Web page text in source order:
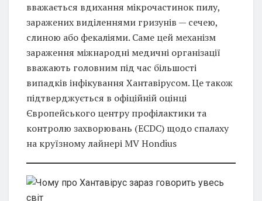
вважається вдихання мікрочастинок пилу,
заражених виділеннями гризунів — сечею,
слиною або фекаліями. Саме цей механізм
зараження міжнародні медичні організації
вважають головним під час більшості
випадків інфікування Хантавірусом. Це також
підтверджується в офіційній оцінці
Європейського центру профілактики та
контролю захворювань (ECDC) щодо спалаху
на круїзному лайнері MV Hondius